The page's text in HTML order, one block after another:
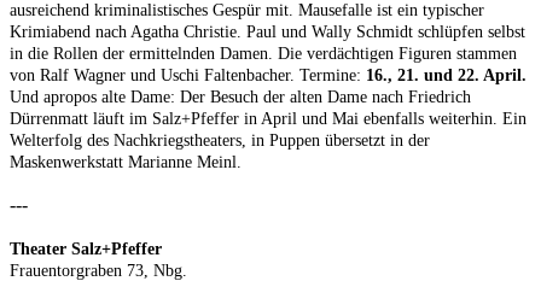
ausreichend kriminalistisches Gespür mit. Mausefalle ist ein typischer
Krimiabend nach Agatha Christie. Paul und Wally Schmidt schlüpfen selbst
in die Rollen der ermittelnden Damen. Die verdächtigen Figuren stammen
von Ralf Wagner und Uschi Faltenbacher. Termine: 16., 21. und 22. April.
Und apropos alte Dame: Der Besuch der alten Dame nach Friedrich
Dürrenmatt läuft im Salz+Pfeffer in April und Mai ebenfalls weiterhin. Ein
Welterfolg des Nachkriegstheaters, in Puppen übersetzt in der
Maskenwerkstatt Marianne Meinl.
---
Theater Salz+Pfeffer
Frauentorgraben 73, Nbg.